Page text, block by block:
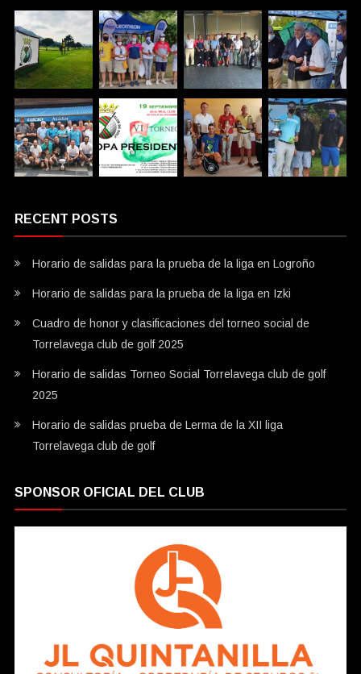
RECENT POSTS
Horario de salidas para la prueba de la liga en Logroño
Horario de salidas para la prueba de la liga en Izki
Cuadro de honor y clasificaciones del torneo social de
Torrelavega club de golf 2025
Horario de salidas Torneo Social Torrelavega club de golf
2025
Horario de salidas prueba de Lerma de la XII liga
Torrelavega club de golf
SPONSOR OFICIAL DEL CLUB